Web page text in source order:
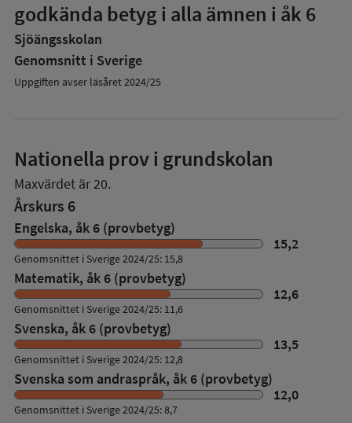
godkända betyg i alla ämnen i åk 6
Sjöängsskolan
Genomsnitt i Sverige
Uppgiften avser läsåret 2024/25
Nationella prov i grundskolan
Maxvärdet är 20.
Årskurs 6
Engelska, åk 6 (provbetyg)
15,2
Genomsnittet i Sverige 2024/25: 15,8
Matematik, åk 6 (provbetyg)
12,6
Genomsnittet i Sverige 2024/25: 11,6
Svenska, åk 6 (provbetyg)
13,5
Genomsnittet i Sverige 2024/25: 12,8
Svenska som andraspråk, åk 6 (provbetyg)
12,0
Genomsnittet i Sverige 2024/25: 8,7